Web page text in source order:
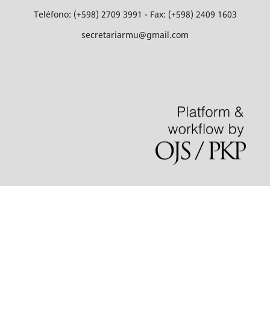
Teléfono: (+598) 2709 3991 - Fax: (+598) 2409 1603
secretariarmu@gmail.com